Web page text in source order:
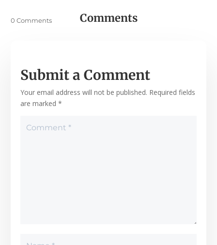
Comments
0 Comments
Submit a Comment
Your email address will not be published. Required fields
are marked*